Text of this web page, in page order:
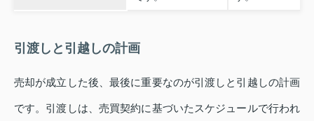
引渡しと引越しの計画
売却が成立した後、最後に重要なのが引渡しと引越しの計画
です。引渡しは、売買契約に基づいたスケジュールで行われ